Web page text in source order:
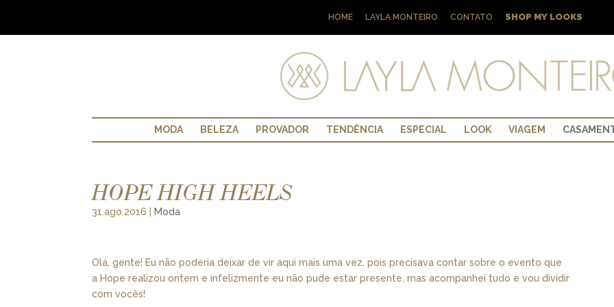
HOME LAYLA MONTEIRO CONTATO SHOP MY LOOKS
MODA BELEZA PROVADOR TENDÊNCIA ESPECIAL LOOK VIAGEM
HOPE HIGH HEELS
31.ago.2016 Moda
Olá, gente! Eu não poderia deixar de vir aqui mais uma vez, pois precisava contar sobre o evento que
a Hope realizou ontem e infelizmente eu não pude estar presente, mas acompanhei tudo e vou dividir
com vocês!